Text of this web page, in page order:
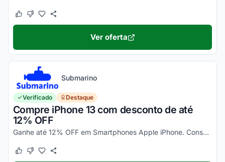
Este cupom funcionou
Este cupom não funcionou
Ver oferta
Submarino
Verificado Destaque
Compre iPhone 13 com desconto de até
12% OFF
Ganhe até 12% OFF em Smartphones Apple iPhone. Consulte ainda condições diferenciadas para pagamento no cartão Submarino. Confira!
Este cupom funcionou
Este cupom não funcionou